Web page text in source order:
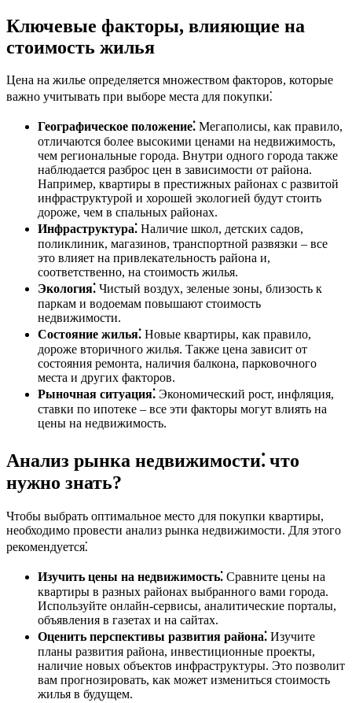
Ключевые факторы, влияющие на
стоимость жилья
Цена на жилье определяется множеством факторов, которые
важно учитывать при выборе места для покупки⁚
Географическое положение⁚ Мегаполисы, как правило,
отличаются более высокими ценами на недвижимость,
чем региональные города. Внутри одного города также
наблюдается разброс цен в зависимости от района.
Например, квартиры в престижных районах с развитой
инфраструктурой и хорошей экологией будут стоить
дороже, чем в спальных районах.
Инфраструктура⁚ Наличие школ, детских садов,
поликлиник, магазинов, транспортной развязки – все
это влияет на привлекательность района и,
соответственно, на стоимость жилья.
Экология⁚ Чистый воздух, зеленые зоны, близость к
паркам и водоемам повышают стоимость
недвижимости.
Состояние жилья⁚ Новые квартиры, как правило,
дороже вторичного жилья. Также цена зависит от
состояния ремонта, наличия балкона, парковочного
места и других факторов.
Рыночная ситуация⁚ Экономический рост, инфляция,
ставки по ипотеке – все эти факторы могут влиять на
цены на недвижимость.
Анализ рынка недвижимости⁚ что
нужно знать?
Чтобы выбрать оптимальное место для покупки квартиры,
необходимо провести анализ рынка недвижимости. Для этого
рекомендуется⁚
Изучить цены на недвижимость⁚ Сравните цены на
квартиры в разных районах выбранного вами города.
Используйте онлайн-сервисы, аналитические порталы,
объявления в газетах и на сайтах.
Оценить перспективы развития района⁚ Изучите
планы развития района, инвестиционные проекты,
наличие новых объектов инфраструктуры. Это позволит
вам прогнозировать, как может измениться стоимость
жилья в будущем.